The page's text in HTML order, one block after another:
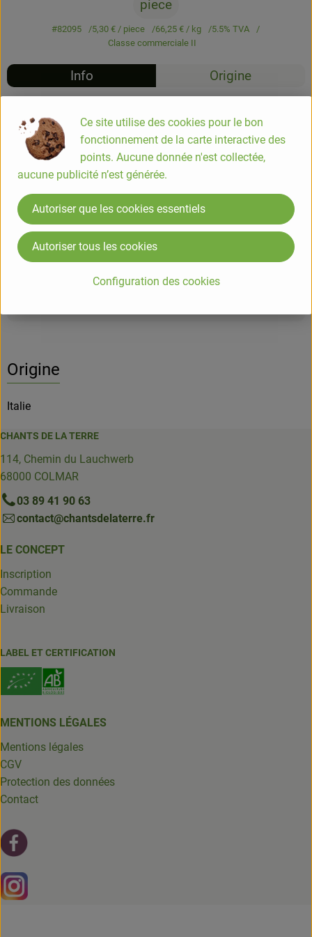
piece
#82095 5,30 €/ piece 66,25 €/ kg
5.5% TVA
Classe commerciale II
Info Origine
Info
Salami "Calabrese" aux graines de fenouil
Porc*, sel marin, graines de fenouil* (0,6%), poivre*
= Ingrédients issus de l'agriculture biologique
Bio Verde
Origine
Italie
CHANTS DE LA TERRE
114, Chemin du Lauchwerb
68000 COLMAR
03 89 41 90 63
contact@chantsdelaterre.fr
LE CONCEPT
Inscription
Commande
Livraison
LABEL ET CERTIFICATION
MENTIONS LÉGALES
Mentions légales
CGV
Protection des données
Contact
Lien externe vers https://www.instagram.com/
Ce site utilise des cookies pour le bon
fonctionnement de la carte interactive des
points. Aucune donnée n'est collectée,
aucune publicité n’est générée.
Configuration des cookies
Autoriser que les cookies essentiels
Autoriser tous les cookies